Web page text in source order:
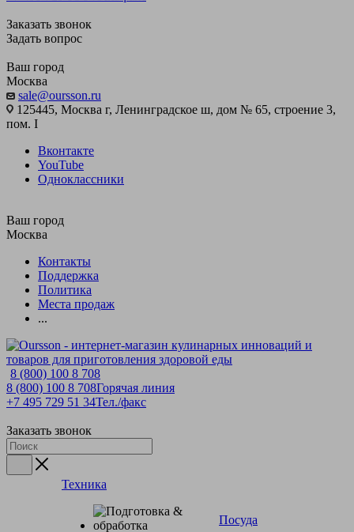
Заказать звонок
Задать вопрос
Ваш город
Москва
sale@oursson.ru
125445, Москва г, Ленинградское ш, дом № 65, строение 3,
пом. I
Вконтакте
YouTube
Одноклассники
Ваш город
Москва
Контакты
Поддержка
Политика
Места продаж
...
8 (800) 100 8 708
8 (800) 100 8 708Горячая линия
+7 495 729 51 34Тел./факс
Заказать звонок
Техника
Посуда